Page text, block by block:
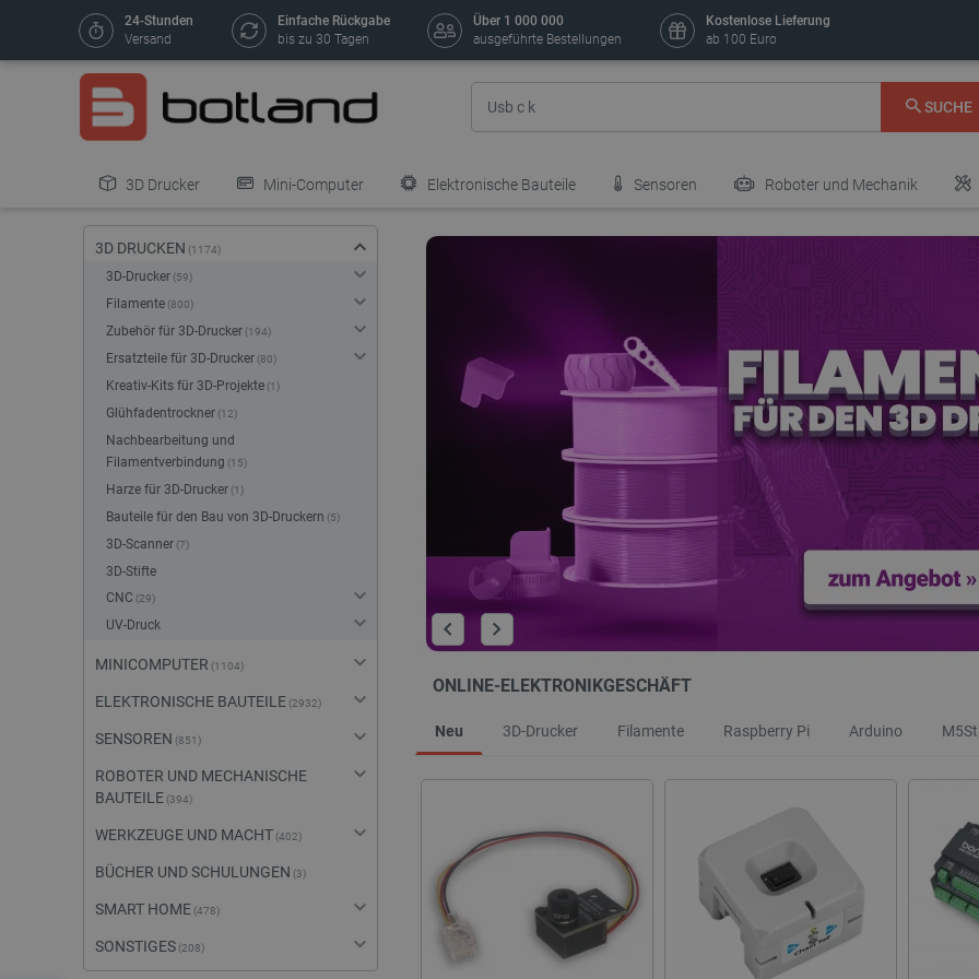
24-Stunden
Versand
Einfache Rückgabe
bis zu 30 Tagen
Über 1 000 000
ausgeführte Bestellungen
Kostenlose Lieferung
ab 100 Euro
SUCHE
3D Drucker Mini-Computer Elektronische Bauteile Sensoren Roboter und Mechanik
3D DRUCKEN 1174
3D-Drucker 59
Filamente 800
Zubehör für 3D-Drucker 194
Ersatzteile für 3D-Drucker 80
Kreativ-Kits für 3D-Projekte 1
Glühfadentrockner 12
Nachbearbeitung und
Filamentverbindung
15
Harze für 3D-Drucker 1
Bauteile für den Bau von 3D-Druckern 5
3D-Scanner 7
3D-Stifte
CNC
29
UV-Druck
MINICOMPUTER 1104
ELEKTRONISCHE BAUTEILE 2932
SENSOREN 851
ROBOTER UND MECHANISCHE
BAUTEILE 394
WERKZEUGE UND MACHT 402
BÜCHER UND SCHULUNGEN 3
SMART HOME 478
SONSTIGES 208
ONLINE-ELEKTRONIKGESCHÄFT
Neu 3D-Drucker Filamente Raspberry Pi Arduino